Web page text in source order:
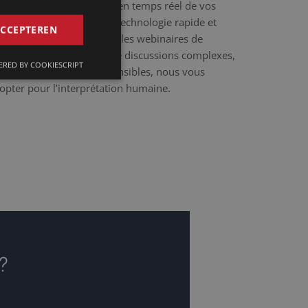
l’IA assure la traduction en temps réel de vos
ou en présentiel. Cette technologie rapide et
réunions de routine ou les webinaires de
quand il est question de discussions complexes,
culturellement sensibles, nous vous
pour l’interprétation humaine.
FRENCH
ENGLISH
BY COOKIESCRIPT